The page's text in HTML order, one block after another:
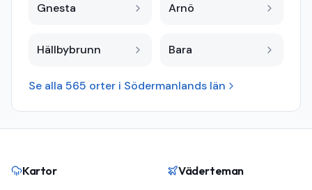
Gnesta Arnö
Hällbybrunn Bara
Se alla 565 orter i Södermanlands län
Kartor Väderteman